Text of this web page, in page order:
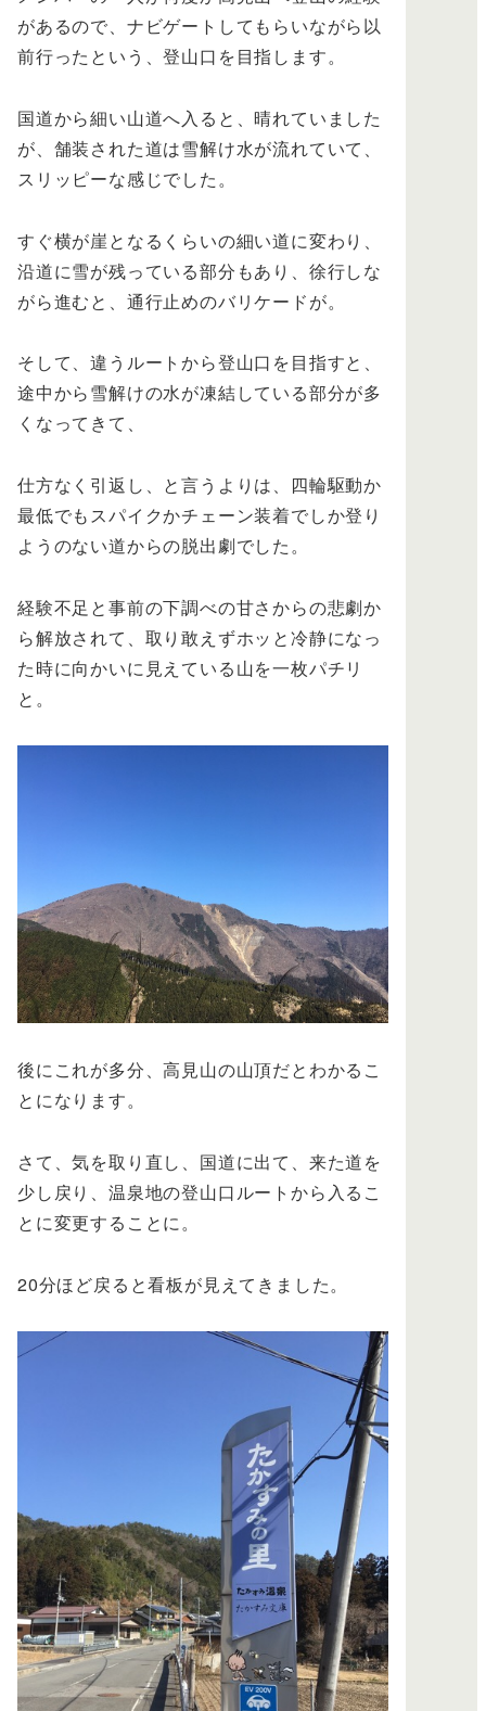
があるので、ナビゲートしてもらいながら以
前行ったという、登山口を目指します。
国道から細い山道へ入ると、晴れていました
が、舗装された道は雪解け水が流れていて、
スリッピーな感じでした。
すぐ横が崖となるくらいの細い道に変わり、
沿道に雪が残っている部分もあり、徐行しな
がら進むと、通行止めのバリケードが。
そして、違うルートから登山口を目指すと、
途中から雪解けの水が凍結している部分が多
くなってきて、
仕方なく引返し、と言うよりは、四輪駆動か
最低でもスパイクかチェーン装着でしか登り
ようのない道からの脱出劇でした。
経験不足と事前の下調べの甘さからの悲劇か
ら解放されて、取り敢えずホッと冷静になっ
た時に向かいに見えている山を一枚パチリ
と。
後にこれが多分、高見山の山頂だとわかるこ
とになります。
さて、気を取り直し、国道に出て、来た道を
少し戻り、温泉地の登山口ルートから入るこ
とに変更することに。
20分ほど戻ると看板が見えてきました。